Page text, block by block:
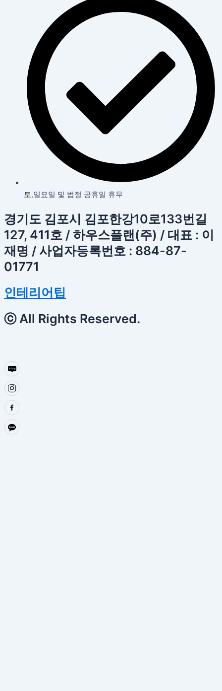
토,일요일 및 법정 공휴일 휴무
경기도 김포시 김포한강10로133번길
127, 411호 / 하우스플랜(주) / 대표 : 이
재명 / 사업자등록번호 : 884-87-
01771
인테리어팁
ⓒ All Rights Reserved.